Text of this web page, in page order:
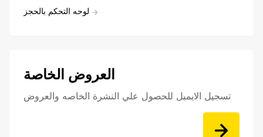
لوحه التحكم بالحجز
العروض الخاصة
تسجيل الايميل للحصول علي النشرة الخاصه والعروض